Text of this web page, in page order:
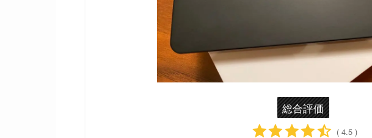
総合評価
( 4.5 )